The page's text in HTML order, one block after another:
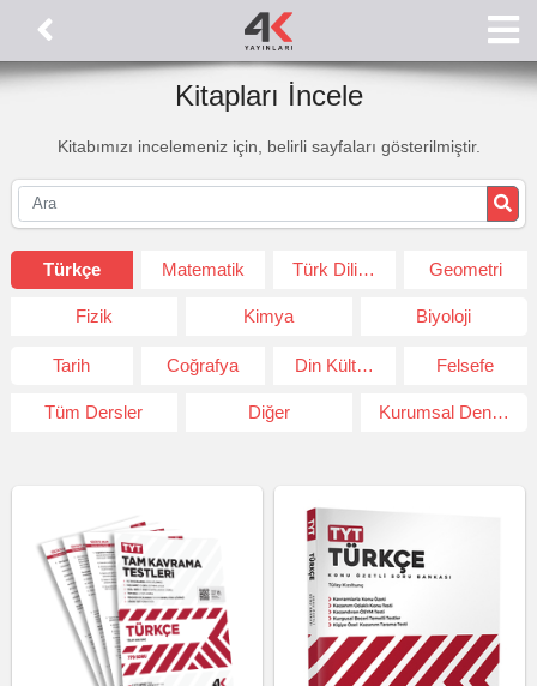
Kitapları İncele
Kitabımızı incelemeniz için, belirli sayfaları gösterilmiştir.
Türkçe Matematik Türk Dili ve Edeb.Geometri
Fizik Kimya Biyoloji
Tarih Coğrafya Din Kültürü ve Ahlak Bil.
Felsefe
Tüm Dersler Diğer Kurumsal Deneme